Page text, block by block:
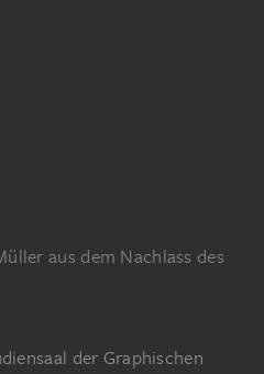
aus dem Nachlass des
der Graphischen